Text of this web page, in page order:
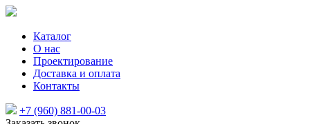
Каталог
О нас
Проектирование
Доставка и оплата
Контакты
+7 (960) 881-00-03